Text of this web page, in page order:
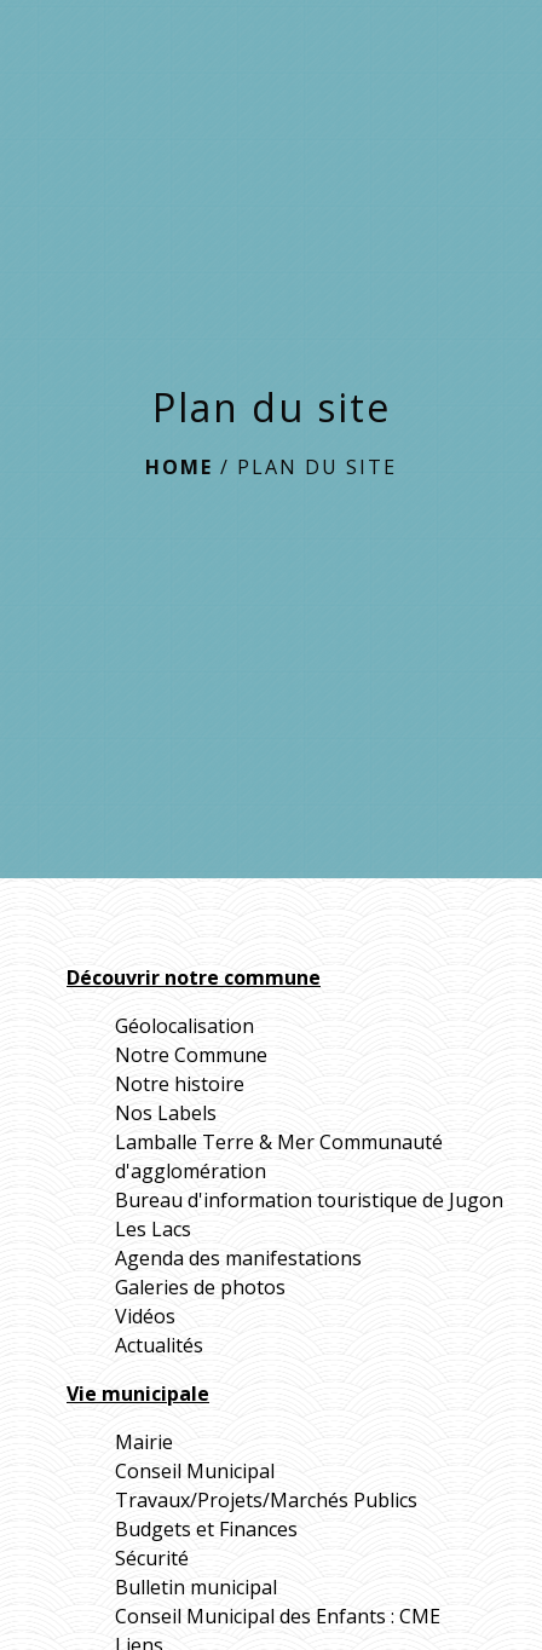
Plan du site
HOME / PLAN DU SITE
Découvrir notre commune
Géolocalisation
Notre Commune
Notre histoire
Nos Labels
Lamballe Terre & Mer Communauté
d'agglomération
Bureau d'information touristique de Jugon
Les Lacs
Agenda des manifestations
Galeries de photos
Vidéos
Actualités
Vie municipale
Mairie
Conseil Municipal
Travaux/Projets/Marchés Publics
Budgets et Finances
Sécurité
Bulletin municipal
Conseil Municipal des Enfants : CME